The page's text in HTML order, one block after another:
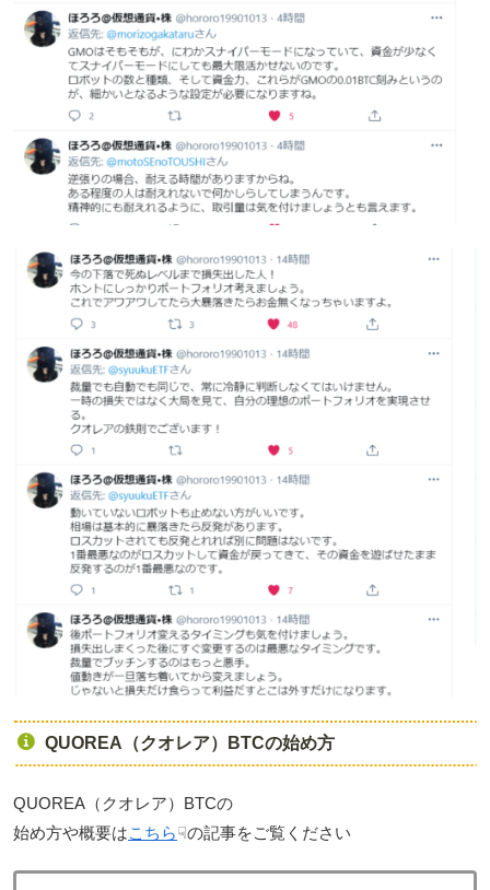
QUOREA（クオレア）BTCの始め方
QUOREA（クオレア）BTCの
始め方や概要はこちら☟の記事をご覧ください